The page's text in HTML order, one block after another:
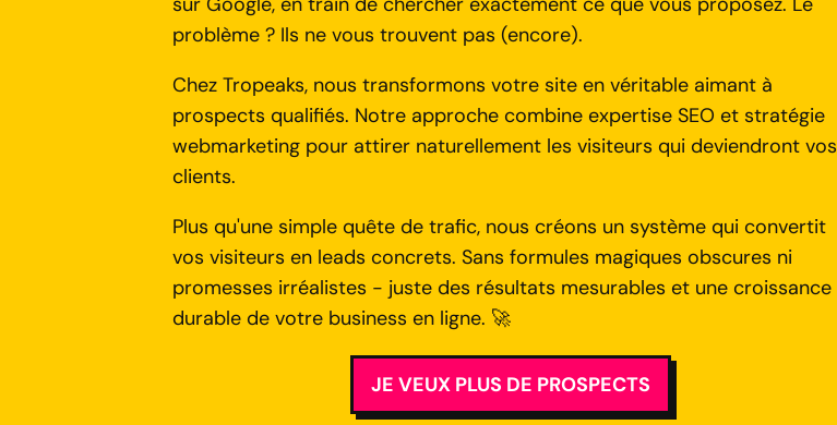
problème ? Ils ne vous trouvent pas (encore).
Chez Tropeaks, nous transformons votre site en véritable aimant à
prospects qualifiés. Notre approche combine expertise SEO et stratégie
webmarketing pour attirer naturellement les visiteurs qui deviendront vos
clients.
Plus qu'une simple quête de trafic, nous créons un système qui convertit
vos visiteurs en leads concrets. Sans formules magiques obscures ni
promesses irréalistes - juste des résultats mesurables et une croissance
durable de votre business en ligne. 🚀
JE VEUX PLUS DE PROSPECTS